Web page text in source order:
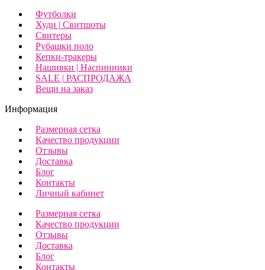
Футболки
Худи | Свитшоты
Свитеры
Рубашки поло
Кепки-тракеры
Нашивки | Наспинники
SALE | РАСПРОДАЖА
Вещи на заказ
Информация
Размерная сетка
Качество продукции
Отзывы
Доставка
Блог
Контакты
Личный кабинет
Размерная сетка
Качество продукции
Отзывы
Доставка
Блог
Контакты